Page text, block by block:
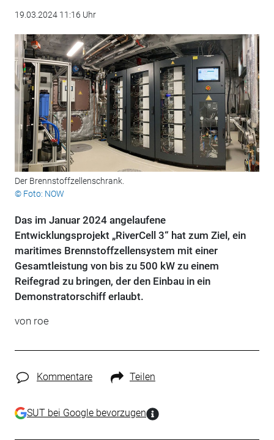
19.03.2024 11:16 Uhr
Der Brennstoffzellenschrank.
© Foto: NOW
Das im Januar 2024 angelaufene
Entwicklungsprojekt „RiverCell 3“ hat zum Ziel, ein
maritimes Brennstoffzellensystem mit einer
Gesamtleistung von bis zu 500 kW zu einem
Reifegrad zu bringen, der den Einbau in ein
Demonstratorschiff erlaubt.
von roe
Kommentare Teilen
SUT bei Google bevorzugen